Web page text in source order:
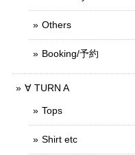
Others
Booking/予約
∀ TURN A
Tops
Shirt etc